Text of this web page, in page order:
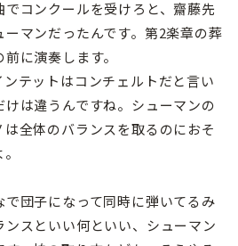
コンクールを受けろと、齋藤先
マンだったんです。第2楽章の葬
に演奏します。
テットはコンチェルトだと言い
は違うんですね。シューマンの
全体のバランスを取るのにおそ
団子になって同時に弾いてるみ
スといい何といい、シューマン